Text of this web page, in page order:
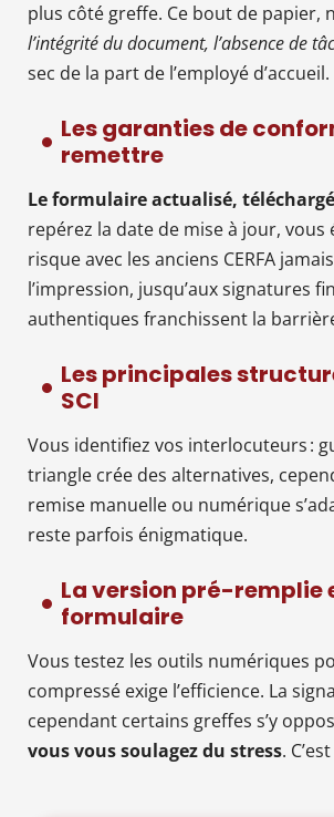
plus côté greffe. Ce bout de
l’intégrité du document, l’absence de
sec de la part de l’employé d’accueil.
Les garanties de
remettre
Le formulaire actualisé,
repérez la date de mise à jour,
risque avec les anciens CERFA
l’impression, jusqu’aux signatures
authentiques franchissent la
Les principales
SCI
Vous identifiez vos interlocuteurs :
triangle crée des alternatives,
remise manuelle ou numérique
reste parfois énigmatique.
La version pré-remplie
formulaire
Vous testez les outils numériques
compressé exige l’efficience. La
cependant certains greffes s’y
vous vous soulagez du stress.